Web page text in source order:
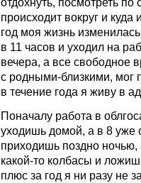
происходит вокруг и
год моя жизнь
в 11 часов и уходил на
вечера, а все свободное
с родными-близкими, мог
в течение года я живу в
Поначалу работа в
уходишь домой, а в 8 уже
приходишь поздно
какой-то колбасы и
плюс за год я ни разу не